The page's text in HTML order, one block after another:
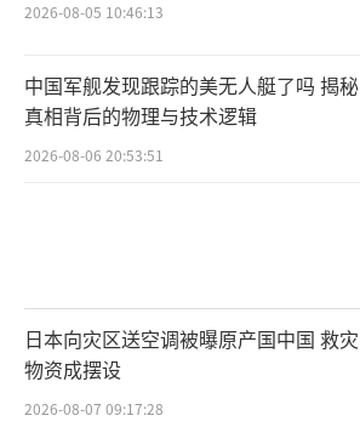
2026-08-05 10:46:13
中国军舰发现跟踪的美无人艇了吗 揭秘
真相背后的物理与技术逻辑
2026-08-06 20:53:51
日本向灾区送空调被曝原产国中国 救灾
物资成摆设
2026-08-07 09:17:28